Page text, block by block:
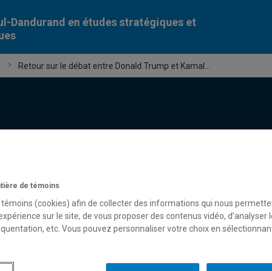
Dandurand en études stratégiques et
Retour sur le débat entre Donald Trump et Kamal...
de témoins
témoins (cookies) afin de collecter des informations qui nous
sur le site, de vous proposer des contenus vidéo, d’analyser
etc. Vous pouvez personnaliser votre choix en